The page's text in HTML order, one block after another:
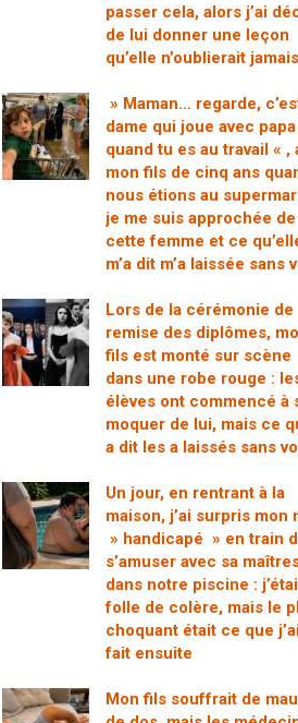
passer cela, alors j’ai
de lui donner une leçon
qu’elle n’oublierait jamais
» Maman… regarde,
dame qui joue avec papa
quand tu es au travail « ,
mon fils de cinq ans
nous étions au
je me suis approchée de
cette femme et ce
m’a dit m’a laissée sans
Lors de la cérémonie de
remise des diplômes,
fils est monté sur scène
dans une robe rouge :
élèves ont commencé à
moquer de lui, mais ce
a dit les a laissés sans
Un jour, en rentrant à la
maison, j’ai surpris mon
» handicapé » en train
s’amuser avec sa
dans notre piscine :
folle de colère, mais le
choquant était ce que
fait ensuite
Mon fils souffrait de